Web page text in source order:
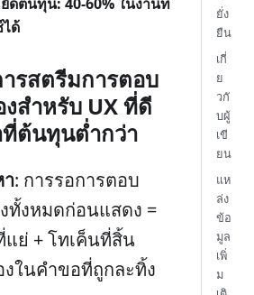
ด้
รสตรีมการตอบ
สำหรับ UX ที่ดี
ที่ต้นทุนต่ำกว่า
: การรอการตอบ
ทั้งหมดก่อนแสดง =
แย่ + โทเค็นที่สิ้น
งในคำขอที่ถูกละทิ้ง
ยั่ง
ยืน
เกี่
ย
วกั
บผู้
เขี
ยน
แห
ล่ง
ข้อ
มูล
เพิ่
ม